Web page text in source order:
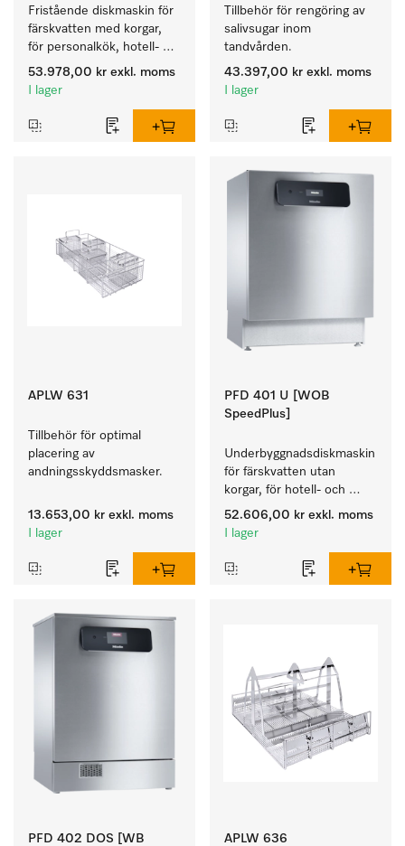
Fristående diskmaskin för
färskvatten med korgar,
för personalkök, hotell-
och restaurang,
cateringföretag.
53.978,00 kr exkl. moms
I lager
Tillbehör för rengöring av
salivsugar inom
tandvården.
43.397,00 kr exkl. moms
I lager
APLW 631
Tillbehör för optimal
placering av
andningsskyddsmasker.
13.653,00 kr exkl. moms
I lager
PFD 401 U [WOB
SpeedPlus]
Underbyggnadsdiskmaskin
för färskvatten utan
korgar, för hotell- och
restaurang,
cateringföretag.
52.606,00 kr exkl. moms
I lager
PFD 402 DOS [WB
APLW 636